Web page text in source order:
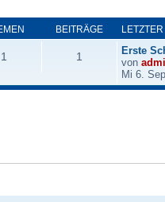
BEITRÄGE
1 1
Erste
von
Mi 6.